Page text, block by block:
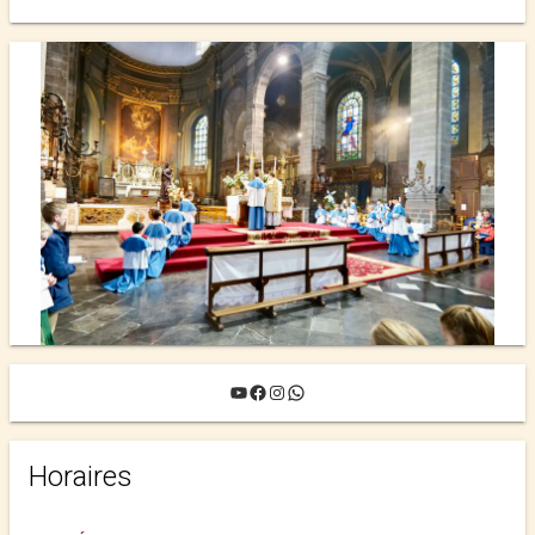
YouTube
Facebook
Instagram
WhatsApp
Horaires